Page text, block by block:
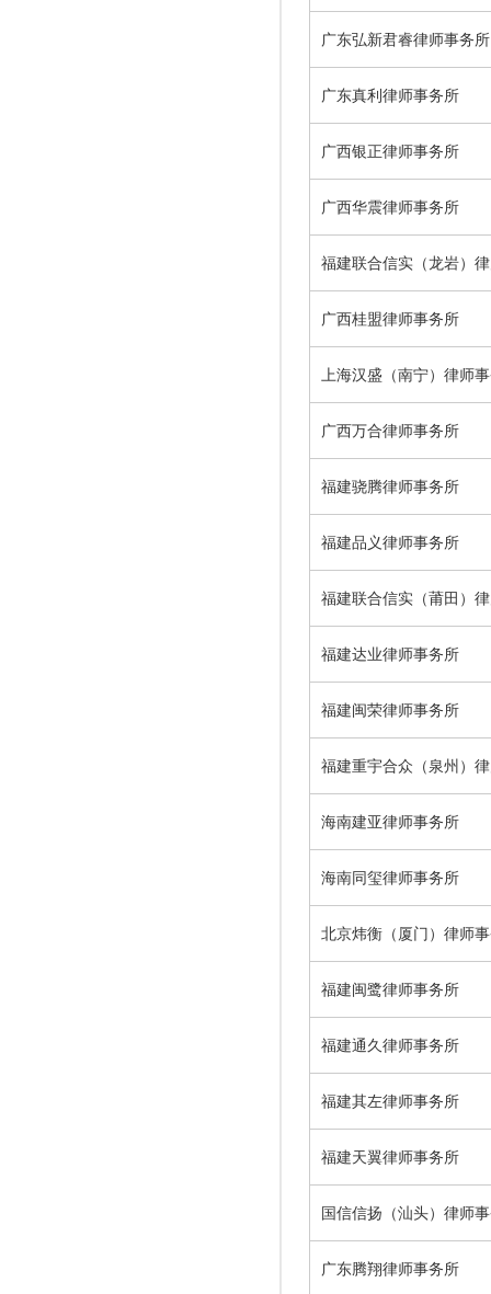
广东弘新君睿律师事务所
广东真利律师事务所
广西银正律师事务所
广西华震律师事务所
福建联合信实（龙岩）
广西桂盟律师事务所
上海汉盛（南宁）律师
广西万合律师事务所
福建骁腾律师事务所
福建品义律师事务所
福建联合信实（莆田）
福建达业律师事务所
福建闽荣律师事务所
福建重宇合众（泉州）
海南建亚律师事务所
海南同玺律师事务所
北京炜衡（厦门）律师
福建闽鹭律师事务所
福建通久律师事务所
福建其左律师事务所
福建天翼律师事务所
国信信扬（汕头）律师
广东腾翔律师事务所